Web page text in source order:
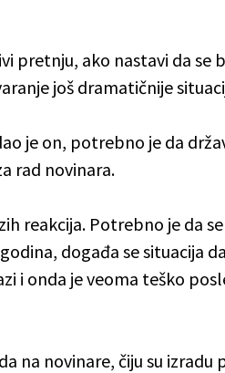
pretnju, ako nastavi da se
još dramatičnije
je on, potrebno je da
rad novinara.
reakcija. Potrebno je da
događa se situacija
i onda je veoma teško
na novinare, čiju su izradu